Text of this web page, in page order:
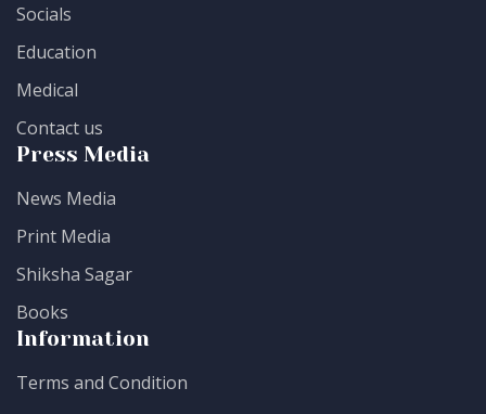
Socials
Education
Medical
Contact us
Press Media
News Media
Print Media
Shiksha Sagar
Books
Information
Terms and Condition